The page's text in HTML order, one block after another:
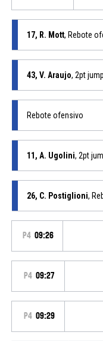
17, R. Mott, Rebote
43, V. Araujo, 2pt
Rebote ofensivo
11, A. Ugolini, 2pt
26, C. Postiglioni,
P4 09:26
P4 09:27
P4 09:29